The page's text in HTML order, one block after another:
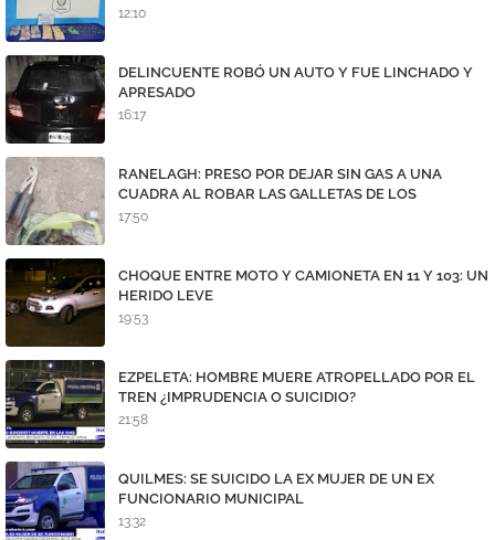
12:10
DELINCUENTE ROBÓ UN AUTO Y FUE LINCHADO Y
APRESADO
16:17
RANELAGH: PRESO POR DEJAR SIN GAS A UNA
CUADRA AL ROBAR LAS GALLETAS DE LOS
MEDIDORES
17:50
CHOQUE ENTRE MOTO Y CAMIONETA EN 11 Y 103: UN
HERIDO LEVE
19:53
EZPELETA: HOMBRE MUERE ATROPELLADO POR EL
TREN ¿IMPRUDENCIA O SUICIDIO?
21:58
QUILMES: SE SUICIDO LA EX MUJER DE UN EX
FUNCIONARIO MUNICIPAL
13:32